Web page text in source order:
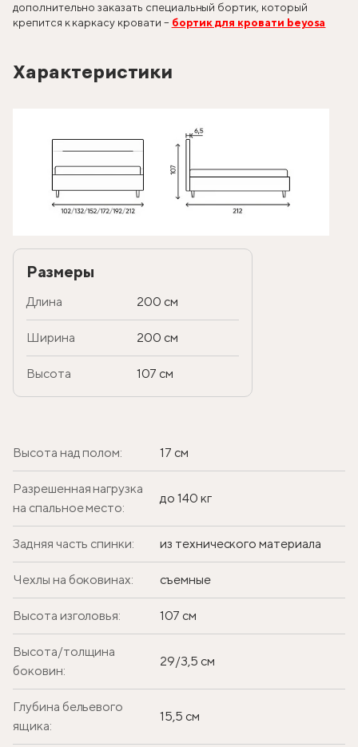
дополнительно заказать специальный бортик, который
крепится к каркасу кровати – бортик для кровати beyosa
Характеристики
Размеры
Длина 200 см
Ширина 200 см
Высота 107 см
Высота над полом: 17 см
Разрешенная нагрузка
на спальное место:
до 140 кг
Задняя часть спинки: из технического материала
Чехлы на боковинах: съемные
Высота изголовья: 107 см
Высота/толщина
боковин:
29/3,5 см
Глубина бельевого
ящика:
15,5 см